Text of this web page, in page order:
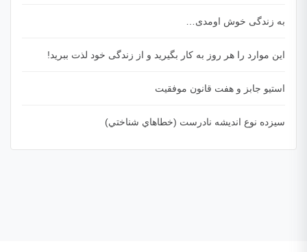
به زندگی خوش اومدی…
این موارد را هر روز به کار بگیرید و از زندگی خود لذت ببرید!
استیو جابز و هفت قانون موفقیت
سيزده نوع انديشه نادرست (خطاهاي شناختي)